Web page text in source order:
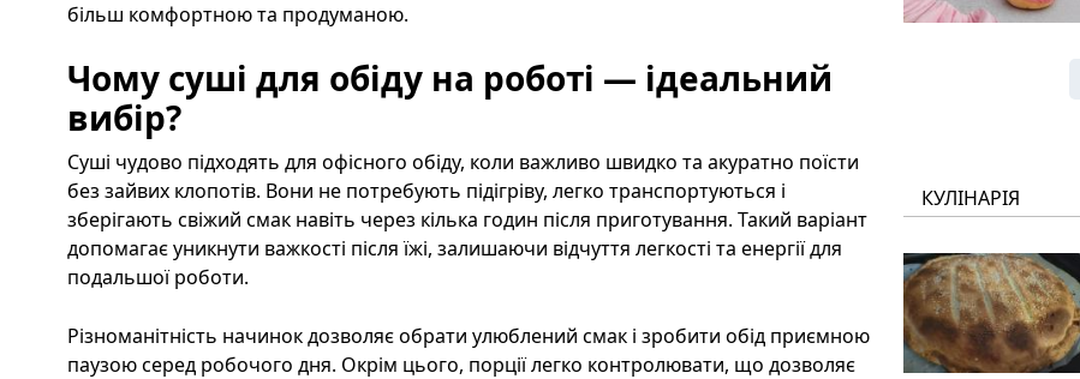
більш комфортною та продуманою.
Чому суші для обіду на роботі — ідеальний
вибір?
Суші чудово підходять для офісного обіду, коли важливо швидко та акуратно поїсти
без зайвих клопотів. Вони не потребують підігріву, легко транспортуються і
зберігають свіжий смак навіть через кілька годин після приготування. Такий варіант
допомагає уникнути важкості після їжі, залишаючи відчуття легкості та енергії для
подальшої роботи.
Різноманітність начинок дозволяє обрати улюблений смак і зробити обід приємною
паузою серед робочого дня. Окрім цього, порції легко контролювати, що дозволяє
КУЛІНАРІЯ